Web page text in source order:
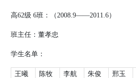
高62级6班：（2008.9——2011.6）
班主任：董孝忠
学生名单：
王曦
陈牧
李航
朱俊
邢玉